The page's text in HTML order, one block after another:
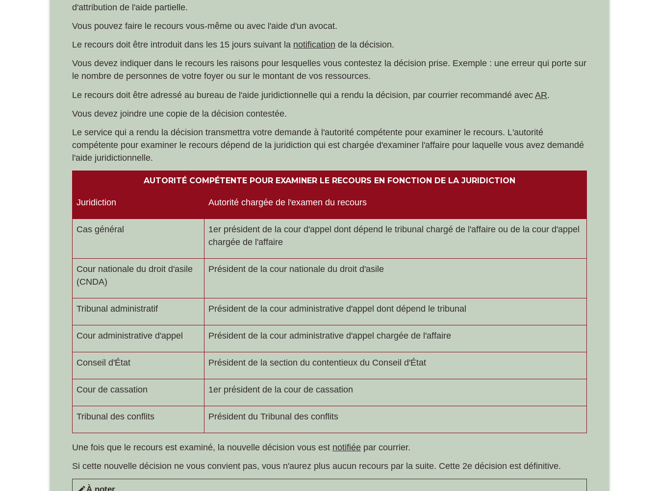
d'attribution de l'aide partielle.
Vous pouvez faire le recours vous-même ou avec l'aide d'un avocat.
Le recours doit être introduit dans les 15 jours suivant la notification de la décision.
Vous devez indiquer dans le recours les raisons pour lesquelles vous contestez la décision prise. Exemple : une erreur qui porte sur
le nombre de personnes de votre foyer ou sur le montant de vos ressources.
Le recours doit être adressé au bureau de l'aide juridictionnelle qui a rendu la décision, par courrier recommandé avec AR.
Vous devez joindre une copie de la décision contestée.
Le service qui a rendu la décision transmettra votre demande à l'autorité compétente pour examiner le recours. L'autorité
compétente pour examiner le recours dépend de la juridiction qui est chargée d'examiner l'affaire pour laquelle vous avez demandé
l'aide juridictionnelle.
AUTORITÉ COMPÉTENTE POUR EXAMINER LE RECOURS EN FONCTION DE LA JURIDICTION
Juridiction Autorité chargée de l'examen du recours
Cas général 1er président de la cour d'appel dont dépend le tribunal chargé de l'affaire ou de la cour d'appel
chargée de l'affaire
Cour nationale du droit d'asile
(CNDA)
Président de la cour nationale du droit d'asile
Tribunal administratif Président de la cour administrative d'appel dont dépend le tribunal
Cour administrative d'appel Président de la cour administrative d'appel chargée de l'affaire
Conseil d'État Président de la section du contentieux du Conseil d'État
Cour de cassation 1er président de la cour de cassation
Tribunal des conflits Président du Tribunal des conflits
Une fois que le recours est examiné, la nouvelle décision vous est notifiée par courrier.
Si cette nouvelle décision ne vous convient pas, vous n'aurez plus aucun recours par la suite. Cette 2e décision est définitive.
À noter